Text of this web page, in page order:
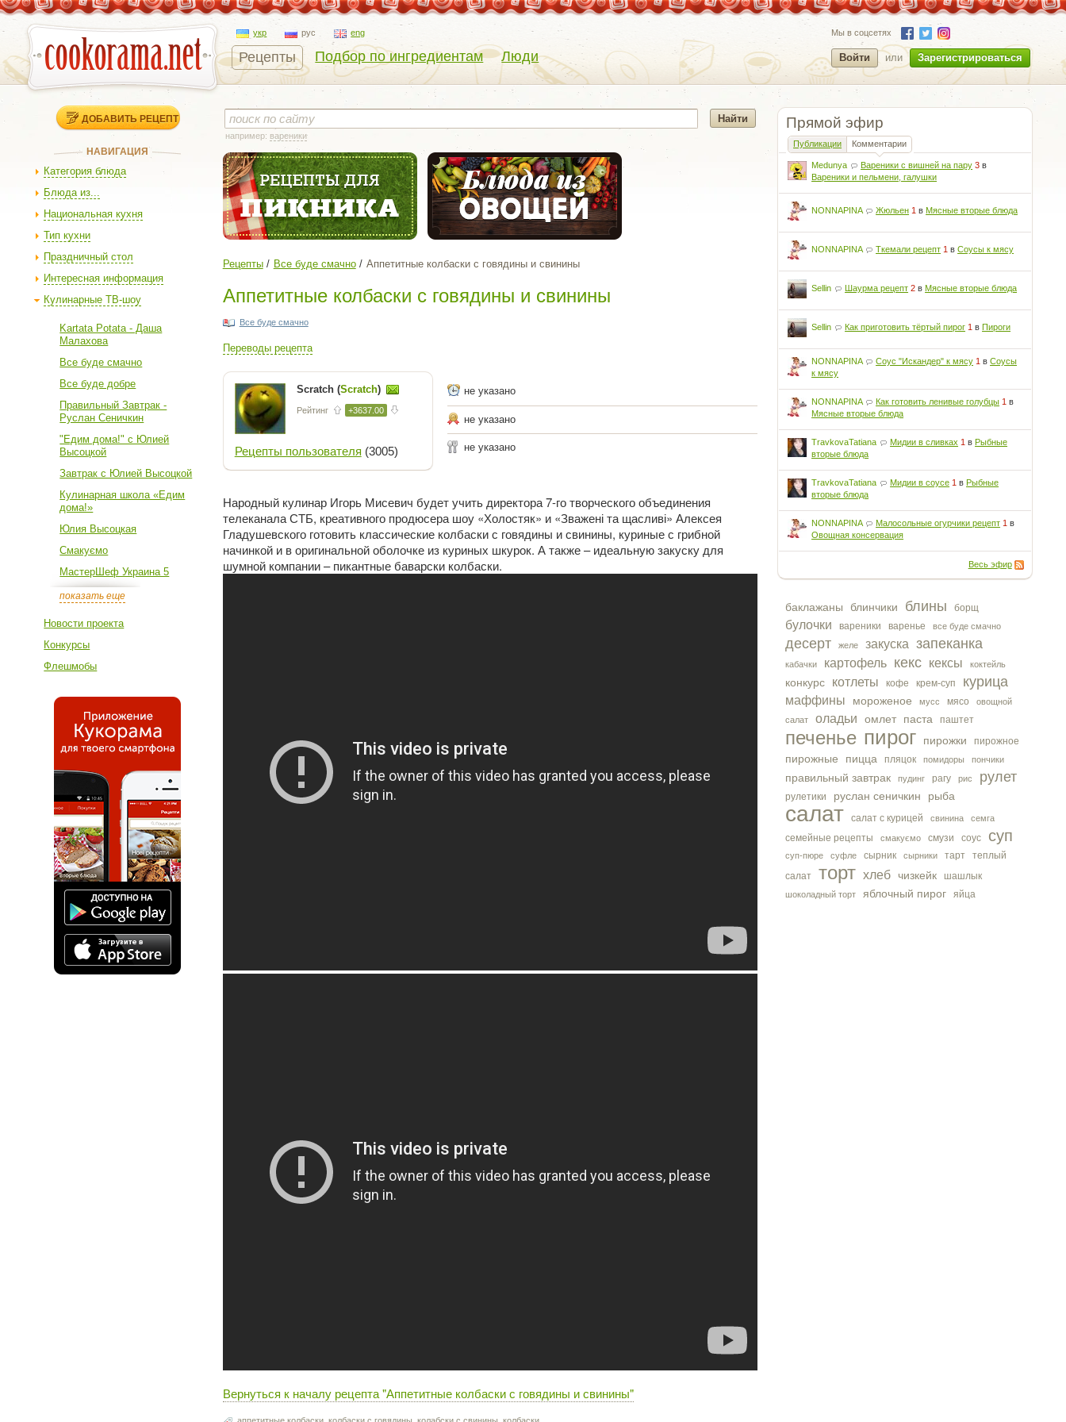
укр рус eng
Рецепты Подбор по ингредиентам Люди
Мы в соцсетях
Войти или Зарегистрироваться
ДОБАВИТЬ РЕЦЕПТ
НАВИГАЦИЯ
Категория блюда
Блюда из...
Национальная кухня
Тип кухни
Праздничный стол
Интересная информация
Кулинарные ТВ-шоу
Kartata Potata - Даша
Малахова
Все буде смачно
Все буде добре
Правильный Завтрак -
Руслан Сеничкин
"Едим дома!" с Юлией
Высоцкой
Завтрак с Юлией Высоцкой
Кулинарная школа «Едим
дома!»
Юлия Высоцкая
Смакуємо
МастерШеф Украина 5
показать еще
Новости проекта
Конкурсы
Флешмобы
Прямой эфир
Публикации Комментарии
Medunya Вареники с вишней на пару 3 в
Вареники и пельмени, галушки
NONNAPINA Жюльен 1 вМясные вторые блюда
NONNAPINA Ткемали рецепт 1 вСоусы к мясу
Sellin Шаурма рецепт 2 вМясные вторые блюда
Sellin Как приготовить тёртый пирог 1 вПироги
NONNAPINA Соус "Искандер" к мясу 1 вСоусы
к мясу
NONNAPINA Как готовить ленивые голубцы 1 в
Мясные вторые блюда
TravkovaTatiana Мидии в сливках 1 вРыбные
вторые блюда
TravkovaTatiana Мидии в соусе 1 вРыбные
вторые блюда
NONNAPINA Малосольные огурчики рецепт 1 в
Овощная консервация
Весь эфир
баклажаны блинчики блины борщ
булочки вареники варенье все буде смачно
десерт желе закуска запеканка
кабачки картофель кекс кексы коктейль
конкурс котлеты кофе крем-суп курица
маффины мороженое мусс мясо
овощной
салат
оладьи омлет паста паштет
печенье пирог пирожки пирожное
пирожные пицца пляцок помидоры пончики
правильный завтрак пудинг рагу рис рулет
рулетики руслан сеничкин рыба
салат салат с курицей свинина семга
семейные рецепты смакуємо смузи соус суп
суп-пюре суфле сырник сырники тарт
теплый
салат
торт хлеб чизкейк шашлык
шоколадный торт яблочный пирог яйца
например: вареники
Рецепты Все буде смачно Аппетитные колбаски с говядины и свинины
Аппетитные колбаски с говядины и свинины
Все буде смачно
Переводы рецепта
Scratch (Scratch)
Рейтинг +3637.00
Рецепты пользователя (3005)
не указано
не указано
не указано
Народный кулинар Игорь Мисевич будет учить директора 7-го творческого объединения
телеканала СТБ, креативного продюсера шоу «Холостяк» и «Зважені та щасливі» Алексея
Гладушевского готовить классические колбаски с говядины и свинины, куриные с грибной
начинкой и в оригинальной оболочке из куриных шкурок. А также – идеальную закуску для
шумной компании – пикантные баварски колбаски.
Вернуться к началу рецепта "Аппетитные колбаски с говядины и свинины"